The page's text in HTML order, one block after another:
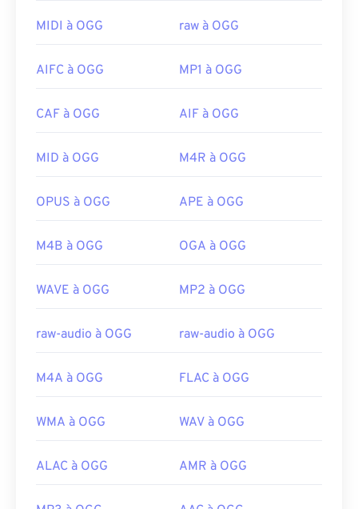
Xine , UltraMixer
En cas de besoin, vous pouvez simplement ouvrir
navigateur Internet. Attention, les produits Apple
Développé par :
Xiph.Org Foundation
Version initiale :
https://en.wikipedia.org/wiki/Ogg
MIDI à OGG raw à OGG
AIFC à OGG MP1 à OGG
CAF à OGG AIF à OGG
MID à OGG M4R à OGG
OPUS à OGG APE à OGG
M4B à OGG OGA à OGG
WAVE à OGG MP2 à OGG
raw-audio à OGG raw-audio à OGG
M4A à OGG FLAC à OGG
WMA à OGG WAV à OGG
ALAC à OGG AMR à OGG